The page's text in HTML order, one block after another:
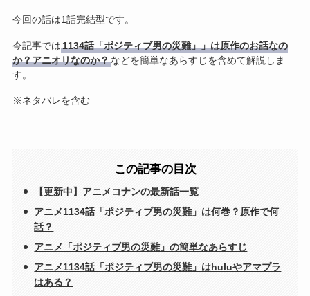
今回の話は1話完結型です。
今記事では1134話「ポジティブ男の災難」」は原作のお話なの
か？アニオリなのか？などを簡単なあらすじを含めて解説しま
す。
※ネタバレを含む
この記事の目次
【更新中】アニメコナンの最新話一覧
アニメ1134話「ポジティブ男の災難」は何巻？原作で何
話？
アニメ「ポジティブ男の災難」の簡単なあらすじ
アニメ1134話「ポジティブ男の災難」はhuluやアマプラ
はある？